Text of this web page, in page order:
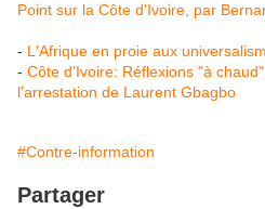
Point sur la Côte d'Ivoire, par
- L'Afrique en proie aux
- Côte d'Ivoire: Réflexions "à
l'arrestation de Laurent Gbagbo
#Contre-information
Partager